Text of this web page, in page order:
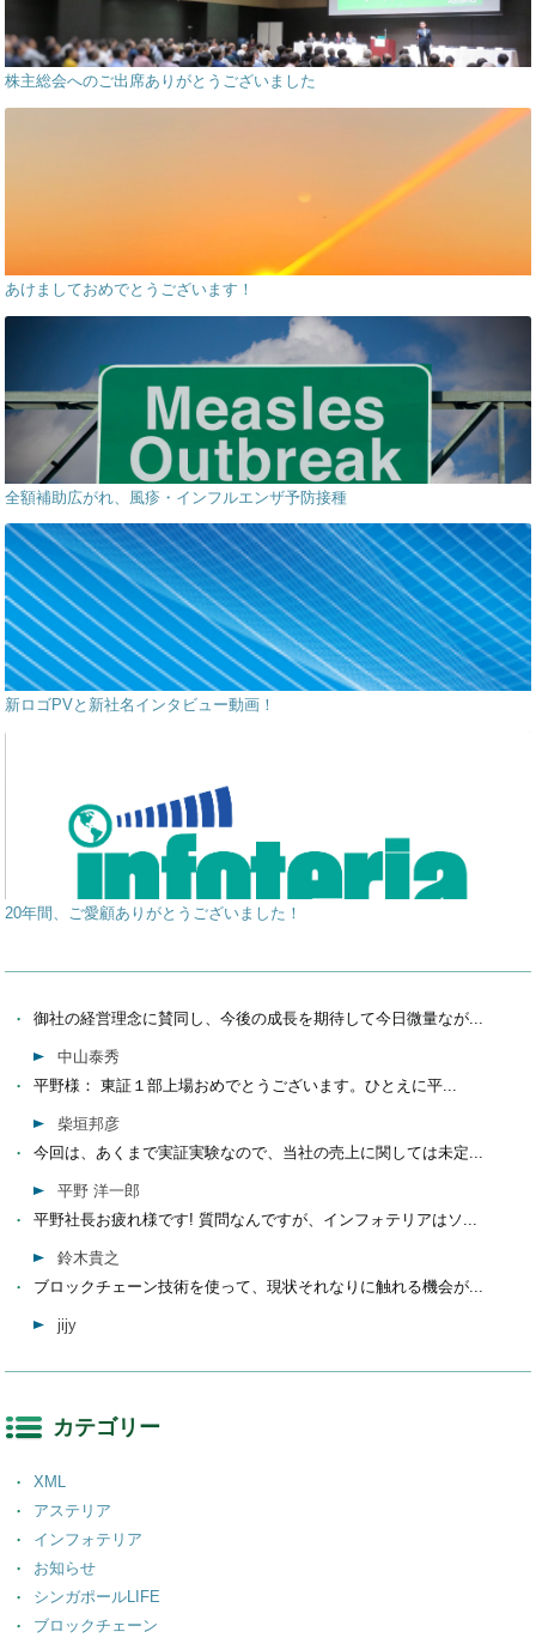
株主総会へのご出席ありがとうございました
あけましておめでとうございます！
全額補助広がれ、風疹・インフルエンザ予防接種
新ロゴPVと新社名インタビュー動画！
20年間、ご愛顧ありがとうございました！
御社の経営理念に賛同し、今後の成長を期待して今日微量なが...
中山泰秀
平野様： 東証１部上場おめでとうございます。ひとえに平...
柴垣邦彦
今回は、あくまで実証実験なので、当社の売上に関しては未定...
平野 洋一郎
平野社長お疲れ様です! 質問なんですが、インフォテリアはソ...
鈴木貴之
ブロックチェーン技術を使って、現状それなりに触れる機会が...
jijy
カテゴリー
XML
アステリア
インフォテリア
お知らせ
シンガポールLIFE
ブロックチェーン